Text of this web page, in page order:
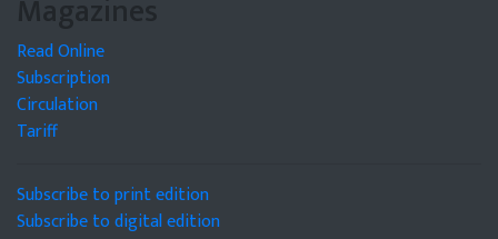
Magazines
Read Online
Subscription
Circulation
Tariff
Subscribe to print edition
Subscribe to digital edition